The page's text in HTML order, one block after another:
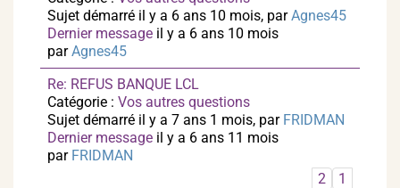
Sujet démarré il y a 6 ans 10 mois, parAgnes45
Dernier message il y a 6 ans 10 mois
parAgnes45
Re: REFUS BANQUE LCL
Catégorie : Vos autres questions
Sujet démarré il y a 7 ans 1 mois, par FRIDMAN
Dernier message il y a 6 ans 11 mois
par FRIDMAN
1
2